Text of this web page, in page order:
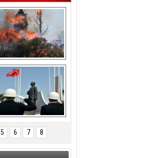
Aliağa'nın Ciğerleri
Aliağa'da Polis
Haftası Kutlandı
5 6 7 8